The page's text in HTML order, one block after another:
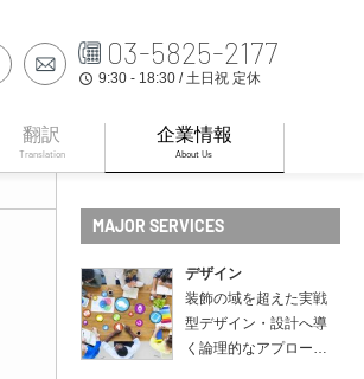
03-5825-2177
access_time 9:30 - 18:30 / 土日祝 定休
翻訳
Translation
企業情報
About Us
MAJOR SERVICES
デザイン
装飾の域を超えた実戦
型デザイン・設計へ導
く論理的なアプロー…